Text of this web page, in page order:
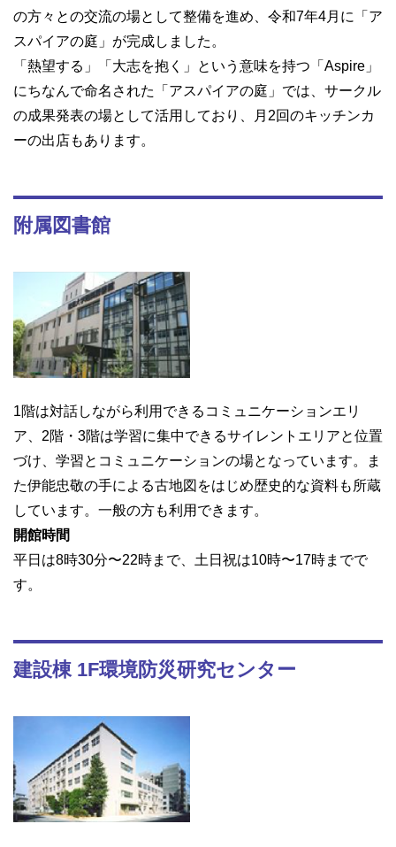
の方々との交流の場として整備を進め、令和7年4月に「ア
スパイアの庭」が完成しました。
「熱望する」「大志を抱く」という意味を持つ「Aspire」
にちなんで命名された「アスパイアの庭」では、サークル
の成果発表の場として活用しており、月2回のキッチンカ
ーの出店もあります。
附属図書館
1階は対話しながら利用できるコミュニケーションエリ
ア、2階・3階は学習に集中できるサイレントエリアと位置
づけ、学習とコミュニケーションの場となっています。ま
た伊能忠敬の手による古地図をはじめ歴史的な資料も所蔵
しています。一般の方も利用できます。
開館時間
平日は8時30分〜22時まで、土日祝は10時〜17時までで
す。
建設棟 1F環境防災研究センター